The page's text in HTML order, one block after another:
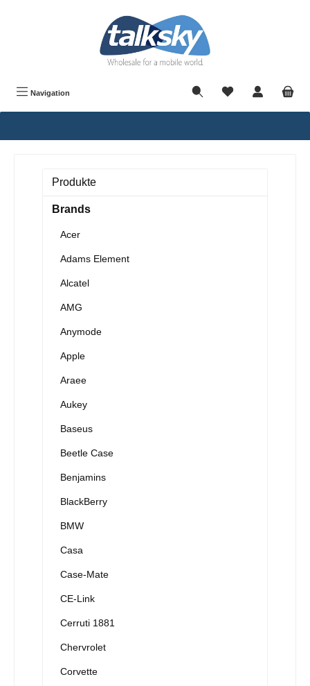
Navigation
Produkte
Brands
Acer
Adams Element
Alcatel
AMG
Anymode
Apple
Araee
Aukey
Baseus
Beetle Case
Benjamins
BlackBerry
BMW
Casa
Case-Mate
CE-Link
Cerruti 1881
Chervrolet
Corvette